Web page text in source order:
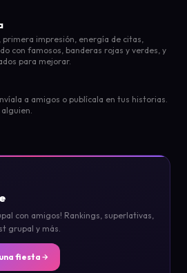
primera impresión, energía de citas,
con famosos, banderas rojas y verdes, y
para mejorar.
a amigos o publícala en tus historias.
con amigos! Rankings, superlativas,
grupal y más.
fiesta